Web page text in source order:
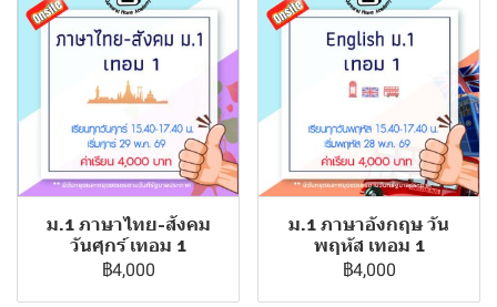
ม.1 ภาษาไทย-สังคม
วันศุกร์ เทอม 1
฿4,000
ม.1 ภาษาอังกฤษ วัน
พฤหัส เทอม 1
฿4,000